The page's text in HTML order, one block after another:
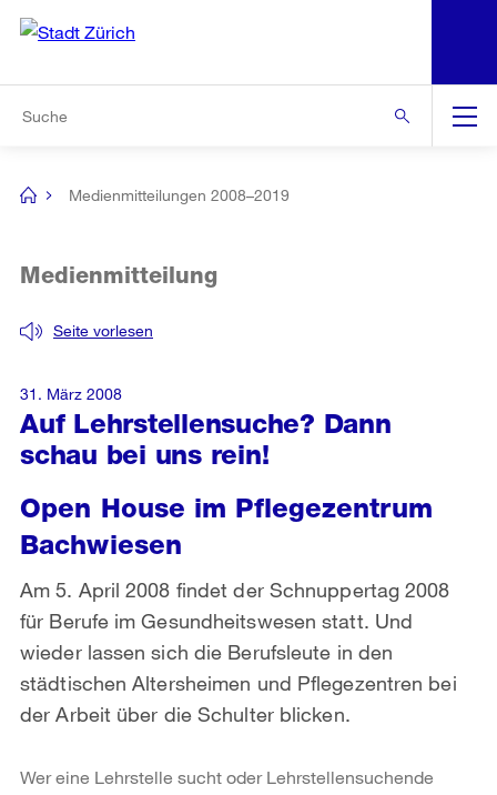
Navigation
[no
Medienmitteilungen 2008–2019
Auf Lehrstellensuche? Dann
schau bei uns rein!
Seite vorlesen
Medienmitteilung
Open House im Pflegezentrum
Bachwiesen
Am 5. April 2008 findet der Schnuppertag 2008
für Berufe im Gesundheitswesen statt. Und
wieder lassen sich die Berufsleute in den
städtischen Altersheimen und Pflegezentren bei
der Arbeit über die Schulter blicken.
31. März 2008
Wer eine Lehrstelle sucht oder Lehrstellensuchende